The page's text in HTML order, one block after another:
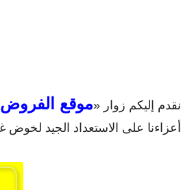
نقدم إليكم زوار «موقع الفروض
أعزاءنا على الاستعداد الجيد لخوض